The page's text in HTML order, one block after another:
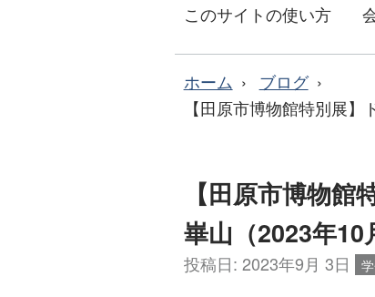
このサイトの使い方
ホーム
ブログ
【田原市博物館特別展
【田原市博物
崋山（2023年10
投稿日: 2023年9月 3日